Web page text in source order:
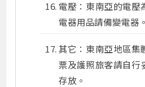
電壓：東南亞的電壓
電器用品請備變電器。
其它：東南亞地區集
票及護照旅客請自行
存放。